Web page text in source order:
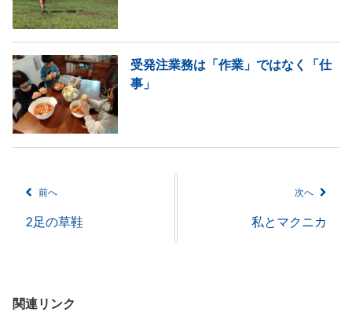
受発注業務は「作業」ではなく「仕
事」
前へ
2足の草鞋
次へ
私とマクニカ
関連リンク